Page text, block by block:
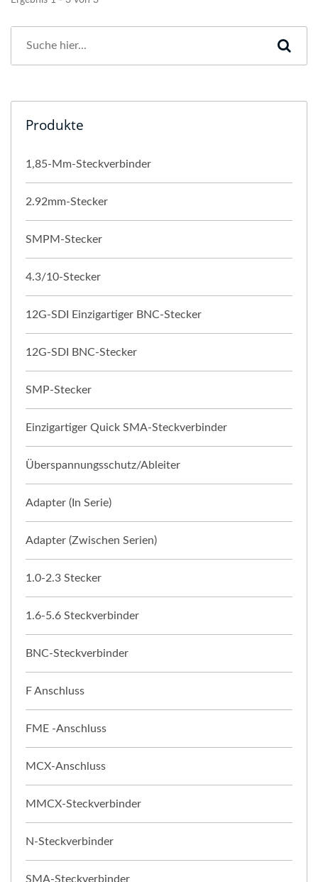
Produkte
1,85-Mm-Steckverbinder
2.92mm-Stecker
SMPM-Stecker
4.3/10-Stecker
12G-SDI Einzigartiger BNC-Stecker
12G-SDI BNC-Stecker
SMP-Stecker
Einzigartiger Quick SMA-Steckverbinder
Überspannungsschutz/Ableiter
Adapter (In Serie)
Adapter (Zwischen Serien)
1.0-2.3 Stecker
1.6-5.6 Steckverbinder
BNC-Steckverbinder
F Anschluss
FME -Anschluss
MCX-Anschluss
MMCX-Steckverbinder
N-Steckverbinder
SMA-Steckverbinder